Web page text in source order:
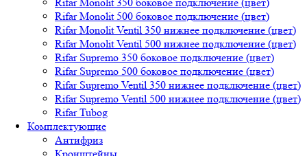
Rifar Monolit 500 боковое подключение (цвет)
Rifar Monolit Ventil 350 нижнее подключение (цвет)
Rifar Monolit Ventil 500 нижнее подключение (цвет)
Rifar Supremo 350 боковое подключение (цвет)
Rifar Supremo 500 боковое подключение (цвет)
Rifar Supremo Ventil 350 нижнее подключение (цвет)
Rifar Supremo Ventil 500 нижнее подключение (цвет)
Rifar Tubog
Комплектующие
Антифриз
Кронштейны